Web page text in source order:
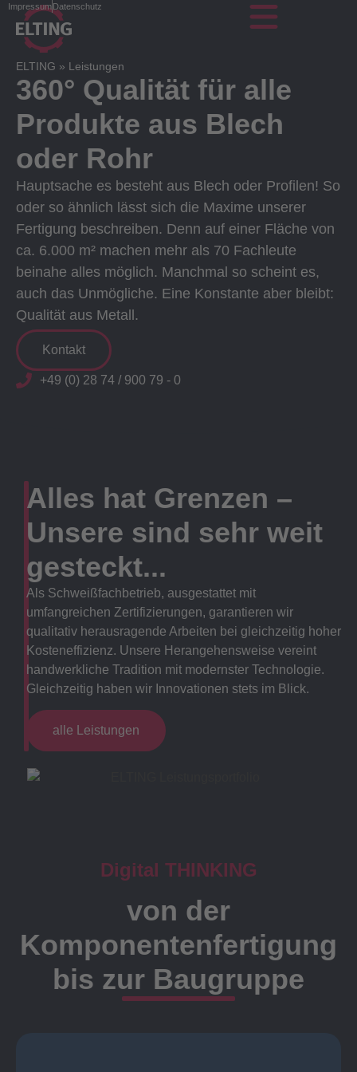
ImpressumDatenschutz
ELTING » Leistungen
360° Qualität für alle
Produkte aus Blech
oder Rohr
Hauptsache es besteht aus Blech oder Profilen! So
oder so ähnlich lässt sich die Maxime unserer
Fertigung beschreiben. Denn auf einer Fläche von
ca. 6.000 m² machen mehr als 70 Fachleute
beinahe alles möglich. Manchmal so scheint es,
auch das Unmögliche. Eine Konstante aber bleibt:
Qualität aus Metall.
Kontakt
+49 (0) 28 74 / 900 79 - 0
Alles hat Grenzen –
Unsere sind sehr weit
gesteckt...
Als Schweißfachbetrieb, ausgestattet mit
umfangreichen Zertifizierungen, garantieren wir
qualitativ herausragende Arbeiten bei gleichzeitig hoher
Kosteneffizienz. Unsere Herangehensweise vereint
handwerkliche Tradition mit modernster Technologie.
Gleichzeitig haben wir Innovationen stets im Blick.
alle Leistungen
Digital THINKING
von der
Komponentenfertigung
bis zur Baugruppe